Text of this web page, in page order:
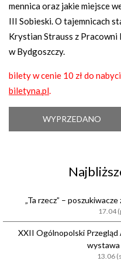
mennica oraz jakie miejsce
III Sobieski. O tajemnicach
Krystian Strauss z
w Bydgoszczy.
bilety w cenie 10 zł do
biletyna.pl.
WYPRZEDANO
„Ta rzecz” –
17.04
XXII Ogólnopolski
13.06